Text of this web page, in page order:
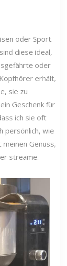
oder Sport.
diese ideal,
oder
erhält,
sie zu
Geschenk für
ich sie oft
persönlich, wie
Genuss,
streame.